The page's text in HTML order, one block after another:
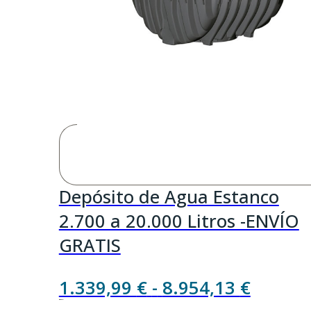
Depósito de Agua Estanco
2.700 a 20.000 Litros -ENVÍO
GRATIS
1.339,99 € - 8.954,13 €Rango